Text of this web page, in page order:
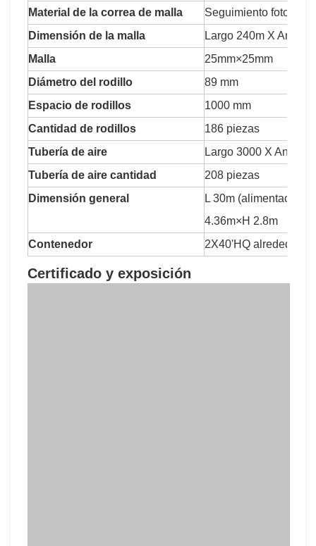
Material de la correa de malla
Seguimiento
Dimensión de la malla
Largo 240m X Ancho
Malla
25mm×25mm
Diámetro del rodillo
89 mm
Espacio de rodillos
1000 mm
Cantidad de rodillos
186 piezas
Tubería de aire
Largo 3000 X Ancho
Tubería de aire cantidad
208 piezas
Dimensión general
L 30m
4.36m×H 2.8m
Contenedor
2X40'HQ alrededor
Certificado y exposición